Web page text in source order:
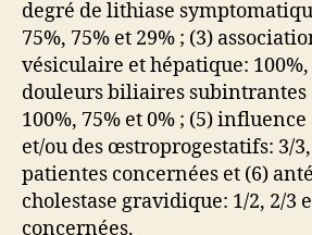
degré de lithiase
75%, 75% et 29% ; (3)
vésiculaire et hépatique: 100%,
douleurs biliaires subintrantes
100%, 75% et 0% ; (5) influence
et/ou des œstroprogestatifs: 3/3,
patientes concernées et (6)
cholestase gravidique: 1/2, 2/3
concernées.